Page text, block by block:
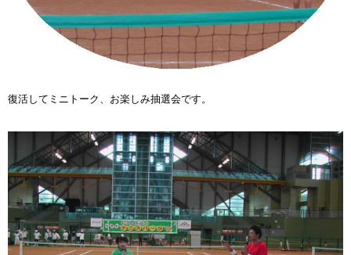
復活してミニトーク、お楽しみ抽選会です。